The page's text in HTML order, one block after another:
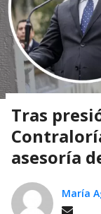
Tras
asesoría
María